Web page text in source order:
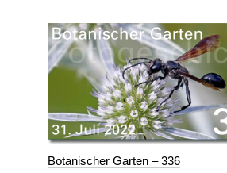
Botanischer Garten – 336